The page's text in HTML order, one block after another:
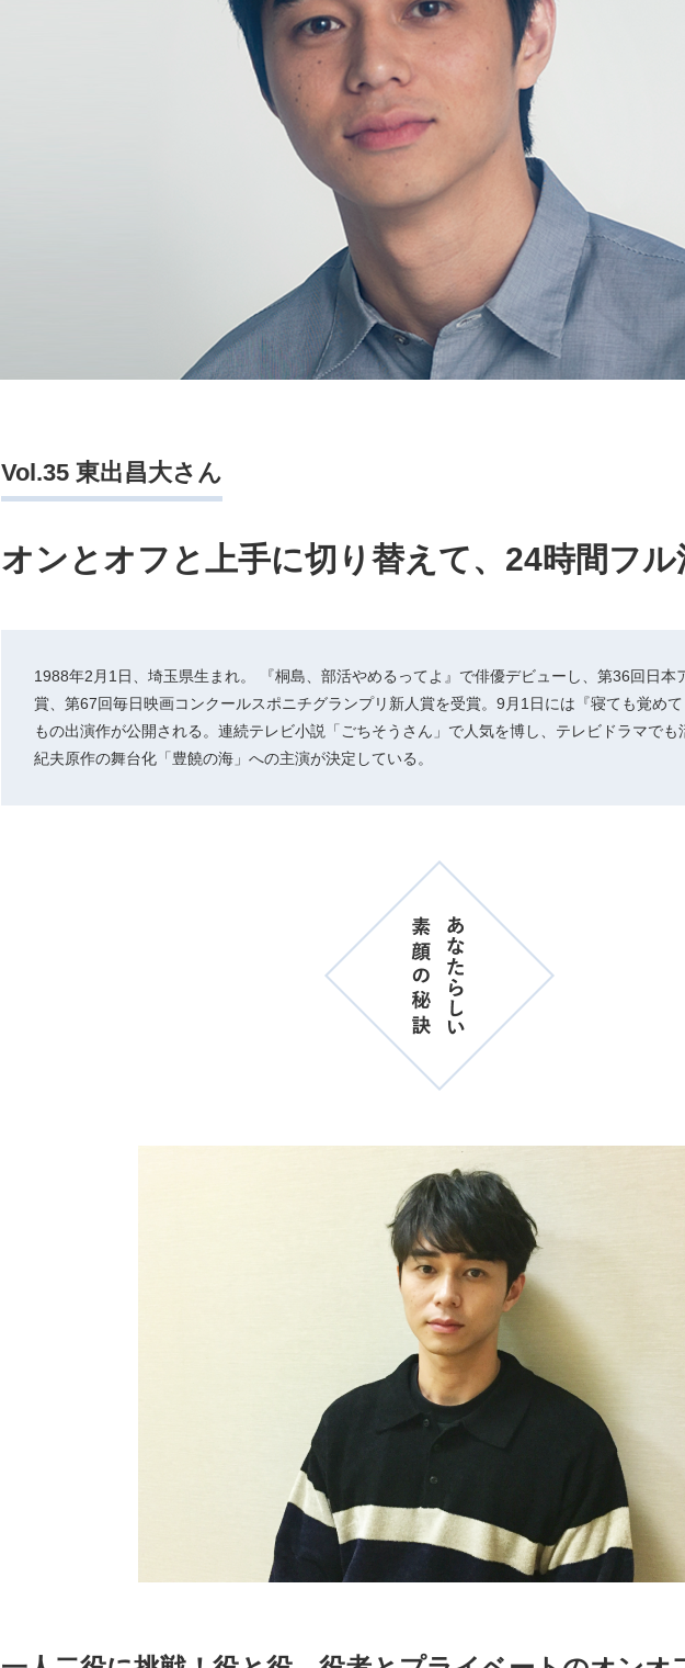
Vol.35 東出昌大さん
オンとオフと上手に切り替えて、24時間フル
1988年2月1日、埼玉県生まれ。 『桐島、部活やめるってよ』で俳優デビューし、第36回日本
賞、第67回毎日映画コンクールスポニチグランプリ新人賞を受賞。9月1日には『寝ても覚め
もの出演作が公開される。連続テレビ小説「ごちそうさん」で人気を博し、テレビドラマで
紀夫原作の舞台化「豊饒の海」への主演が決定している。